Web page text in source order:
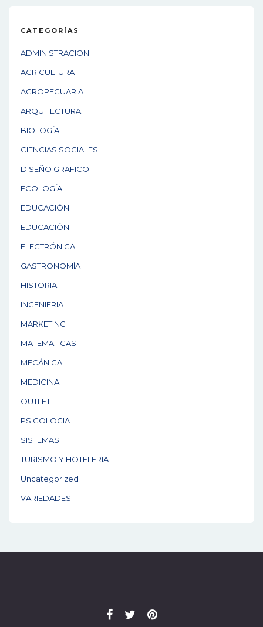
CATEGORÍAS
ADMINISTRACION
AGRICULTURA
AGROPECUARIA
ARQUITECTURA
BIOLOGÍA
CIENCIAS SOCIALES
DISEÑO GRAFICO
ECOLOGÍA
EDUCACIÓN
EDUCACIÓN
ELECTRÓNICA
GASTRONOMÍA
HISTORIA
INGENIERIA
MARKETING
MATEMATICAS
MECÁNICA
MEDICINA
OUTLET
PSICOLOGIA
SISTEMAS
TURISMO Y HOTELERIA
Uncategorized
VARIEDADES